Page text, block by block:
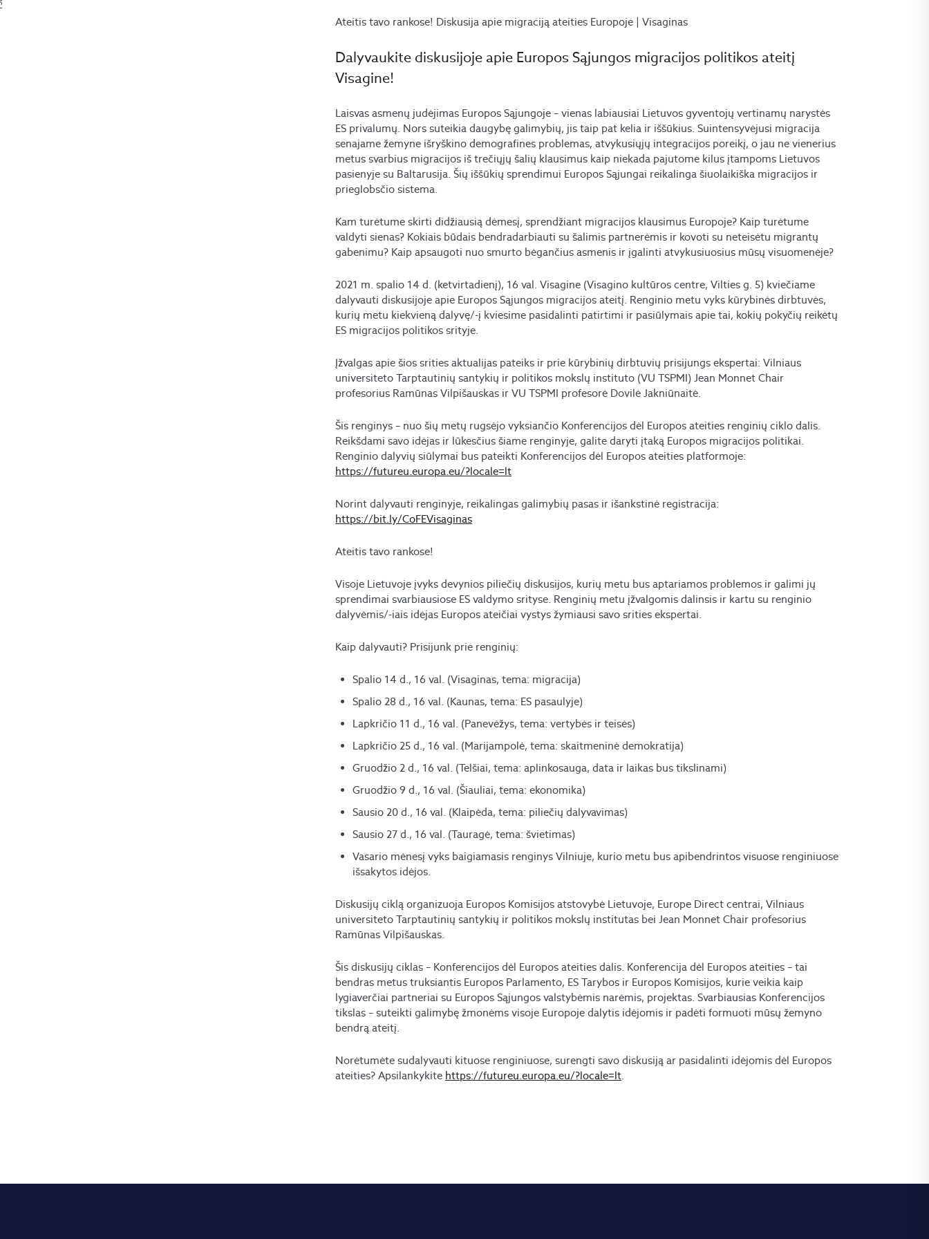
Ateitis tavo rankose! Diskusija apie migraciją ateities Europoje | Visaginas
Dalyvaukite diskusijoje apie Europos Sąjungos migracijos politikos ateitį
Visagine!
Laisvas asmenų judėjimas Europos Sąjungoje – vienas labiausiai Lietuvos gyventojų vertinamų narystės
ES privalumų. Nors suteikia daugybę galimybių, jis taip pat kelia ir iššūkius. Suintensyvėjusi migracija
senajame žemyne išryškino demografines problemas, atvykusiųjų integracijos poreikį, o jau ne vienerius
metus svarbius migracijos iš trečiųjų šalių klausimus kaip niekada pajutome kilus įtampoms Lietuvos
pasienyje su Baltarusija. Šių iššūkių sprendimui Europos Sąjungai reikalinga šiuolaikiška migracijos ir
prieglobsčio sistema.
Kam turėtume skirti didžiausią dėmesį, sprendžiant migracijos klausimus Europoje? Kaip turėtume
valdyti sienas? Kokiais būdais bendradarbiauti su šalimis partnerėmis ir kovoti su neteisėtu migrantų
gabenimu? Kaip apsaugoti nuo smurto bėgančius asmenis ir įgalinti atvykusiuosius mūsų visuomenėje?
2021 m. spalio 14 d. (ketvirtadienį), 16 val. Visagine (Visagino kultūros centre, Vilties g. 5) kviečiame
dalyvauti diskusijoje apie Europos Sąjungos migracijos ateitį. Renginio metu vyks kūrybinės dirbtuvės,
kurių metu kiekvieną dalyvę/-į kviesime pasidalinti patirtimi ir pasiūlymais apie tai, kokių pokyčių reikėtų
ES migracijos politikos srityje.
Įžvalgas apie šios srities aktualijas pateiks ir prie kūrybinių dirbtuvių prisijungs ekspertai: Vilniaus
universiteto Tarptautinių santykių ir politikos mokslų instituto (VU TSPMI) Jean Monnet Chair
profesorius Ramūnas Vilpišauskas ir VU TSPMI profesorė Dovilė Jakniūnaitė.
Šis renginys – nuo šių metų rugsėjo vyksiančio Konferencijos dėl Europos ateities renginių ciklo dalis.
Reikšdami savo idėjas ir lūkesčius šiame renginyje, galite daryti įtaką Europos migracijos politikai.
Renginio dalyvių siūlymai bus pateikti Konferencijos dėl Europos ateities platformoje:
https://futureu.europa.eu/?locale=lt
Norint dalyvauti renginyje, reikalingas galimybių pasas ir išankstinė registracija:
https://bit.ly/CoFEVisaginas
Ateitis tavo rankose!
Visoje Lietuvoje įvyks devynios piliečių diskusijos, kurių metu bus aptariamos problemos ir galimi jų
sprendimai svarbiausiose ES valdymo srityse. Renginių metu įžvalgomis dalinsis ir kartu su renginio
dalyvėmis/-iais idėjas Europos ateičiai vystys žymiausi savo srities ekspertai.
Kaip dalyvauti? Prisijunk prie renginių:
Spalio 14 d., 16 val. (Visaginas, tema: migracija)
Spalio 28 d., 16 val. (Kaunas, tema: ES pasaulyje)
Lapkričio 11 d., 16 val. (Panevėžys, tema: vertybės ir teisės)
Lapkričio 25 d., 16 val. (Marijampolė, tema: skaitmeninė demokratija)
Gruodžio 2 d., 16 val. (Telšiai, tema: aplinkosauga,data ir laikas bus tikslinami)
Gruodžio 9 d., 16 val. (Šiauliai, tema: ekonomika)
Sausio 20 d., 16 val. (Klaipėda, tema: piliečių dalyvavimas)
Sausio 27 d., 16 val. (Tauragė, tema: švietimas)
Vasario mėnesį vyks baigiamasis renginys Vilniuje, kurio metu bus apibendrintos visuose renginiuose
išsakytos idėjos.
Diskusijų ciklą organizuoja Europos Komisijos atstovybė Lietuvoje, Europe Direct centrai, Vilniaus
universiteto Tarptautinių santykių ir politikos mokslų institutas bei Jean Monnet Chair profesorius
Ramūnas Vilpišauskas.
Šis diskusijų ciklas – Konferencijos dėl Europos ateities dalis. Konferencija dėl Europos ateities – tai
bendras metus truksiantis Europos Parlamento, ES Tarybos ir Europos Komisijos, kurie veikia kaip
lygiaverčiai partneriai su Europos Sąjungos valstybėmis narėmis, projektas. Svarbiausias Konferencijos
tikslas – suteikti galimybę žmonėms visoje Europoje dalytis idėjomis ir padėti formuoti mūsų žemyno
bendrą ateitį.
Norėtumėte sudalyvauti kituose renginiuose, surengti savo diskusiją ar pasidalinti idėjomis dėl Europos
ateities? Apsilankykite https://futureu.europa.eu/?locale=lt